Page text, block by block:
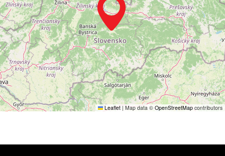
Leaflet | Map data © OpenStreetMapcontributors